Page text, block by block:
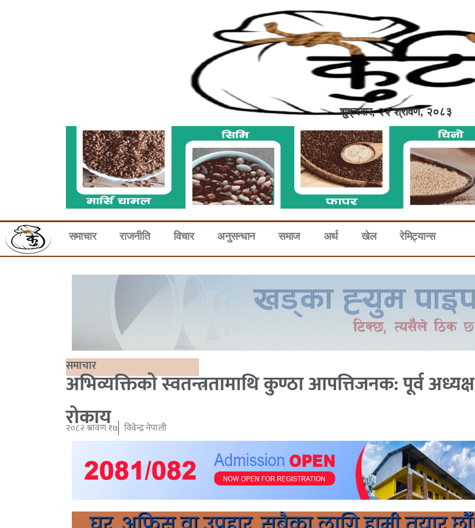
शुक्रबार, २२ श्रावण, २०८३
समाचार राजनीति विचार अनुसन्धान समाज अर्थ खेल रेमिट्यान्स
समाचार
अभिव्यक्तिको स्वतन्त्रतामाथि कुण्ठा आपत्तिजनक: पूर्व अध्यक्ष
रोकाय
२०८२ श्रावण १७ विवेन्द्र नेपाली